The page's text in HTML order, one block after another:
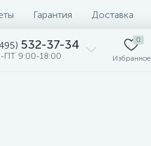
Гарантия Доставка
532-37-34
ПТ 9:00-18:00
0
Избранное